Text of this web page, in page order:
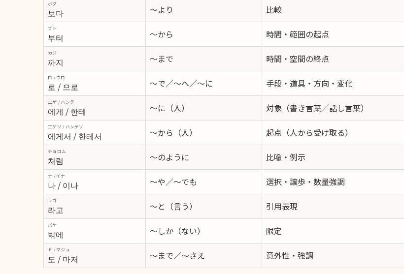
보다
ボダ ～より 比較
부터
ブト ～から 時間・範囲の起点
까지
カジ ～まで 時間・空間の終点
로 / 으로
ロ / ウロ ～で／～へ／～に 手段・道具・方向・変化
에게 / 한테
エゲ / ハンテ ～に（人） 対象（書き言葉／話し言葉）
에게서 / 한테서
エゲソ / ハンテソ ～から（人） 起点（人から受け取る）
처럼
チョロム ～のように 比喩・例示
나 / 이나
ナ / イナ ～や／～でも 選択・譲歩・数量強調
라고
ラゴ ～と（言う） 引用表現
밖에
パケ ～しか（ない） 限定
도 / 마저
ド / マジョ ～まで／～さえ 意外性・強調